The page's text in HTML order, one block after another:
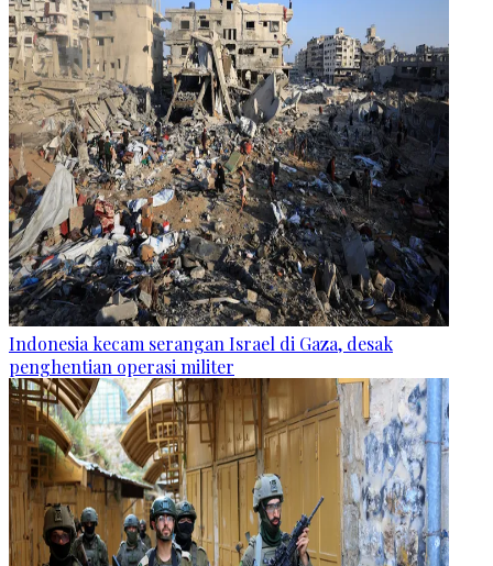
Indonesia kecam serangan Israel di Gaza, desak
penghentian operasi militer